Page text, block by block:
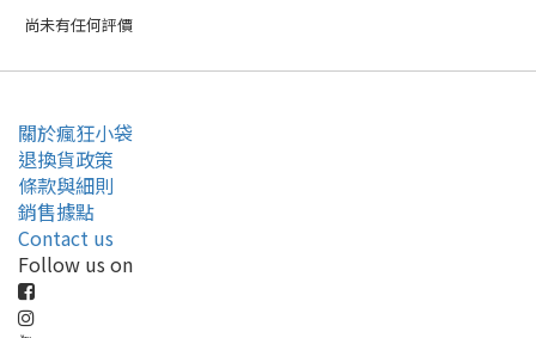
尚未有任何評價
關於瘋狂小袋
退換貨政策
條款與細則
銷售據點
Contact us
Follow us on